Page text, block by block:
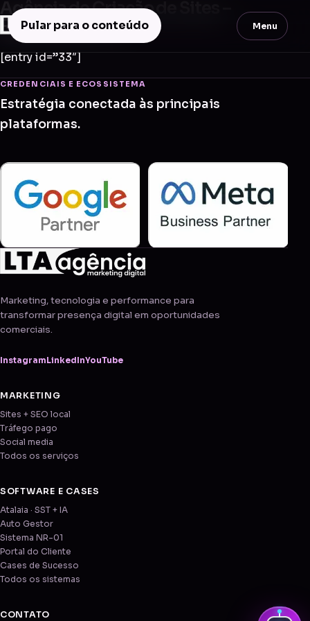
Pular para o conteúdo Menu
Agência de Criação de Sites –
Ribeirão Branco
[entry id=”33″]
CREDENCIAIS E ECOSSISTEMA
Estratégia conectada às principais
plataformas.
Marketing, tecnologia e performance para
transformar presença digital em oportunidades
comerciais.
Instagram LinkedInYouTube
MARKETING
Sites + SEO local
Tráfego pago
Social media
Todos os serviços
SOFTWARE E CASES
Atalaia · SST + IA
Auto Gestor
Sistema NR-01
Portal do Cliente
Cases de Sucesso
Todos os sistemas
CONTATO